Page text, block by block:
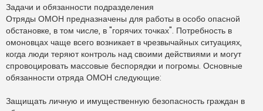
Задачи и обязанности подразделения
Отряды ОМОН предназначены для работы в особо опасной
обстановке, в том числе, в "горячих точках". Потребность в
омоновцах чаще всего возникает в чрезвычайных ситуациях,
когда люди теряют контроль над своими действиями и могут
спровоцировать массовые беспорядки и погромы. Основные
обязанности отряда ОМОН следующие:
Защищать личную и имущественную безопасность граждан в